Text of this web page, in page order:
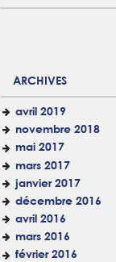
ARCHIVES
avril 2019
novembre 2018
mai 2017
mars 2017
janvier 2017
décembre 2016
avril 2016
mars 2016
février 2016